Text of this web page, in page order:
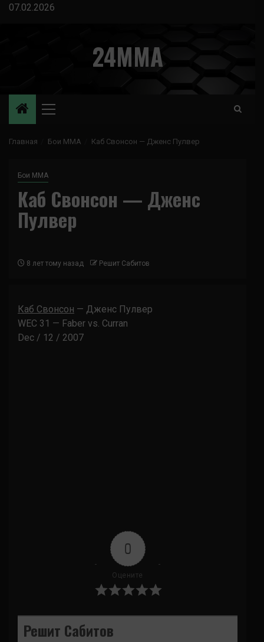
Перейти
07.02.2026
24MMA
Основное
Главная Бои ММА Каб Свонсон — Дженс Пулвер
Бои ММА
Каб Свонсон — Дженс
Пулвер
8 лет тому назад Решит Сабитов
Каб Свонсон — Дженс Пулвер
WEC 31 — Faber vs. Curran
Dec / 12 / 2007
0
Оцените
Решит Сабитов